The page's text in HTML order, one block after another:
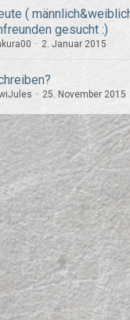
(
gesucht :)
2. Januar 2015
25. November 2015